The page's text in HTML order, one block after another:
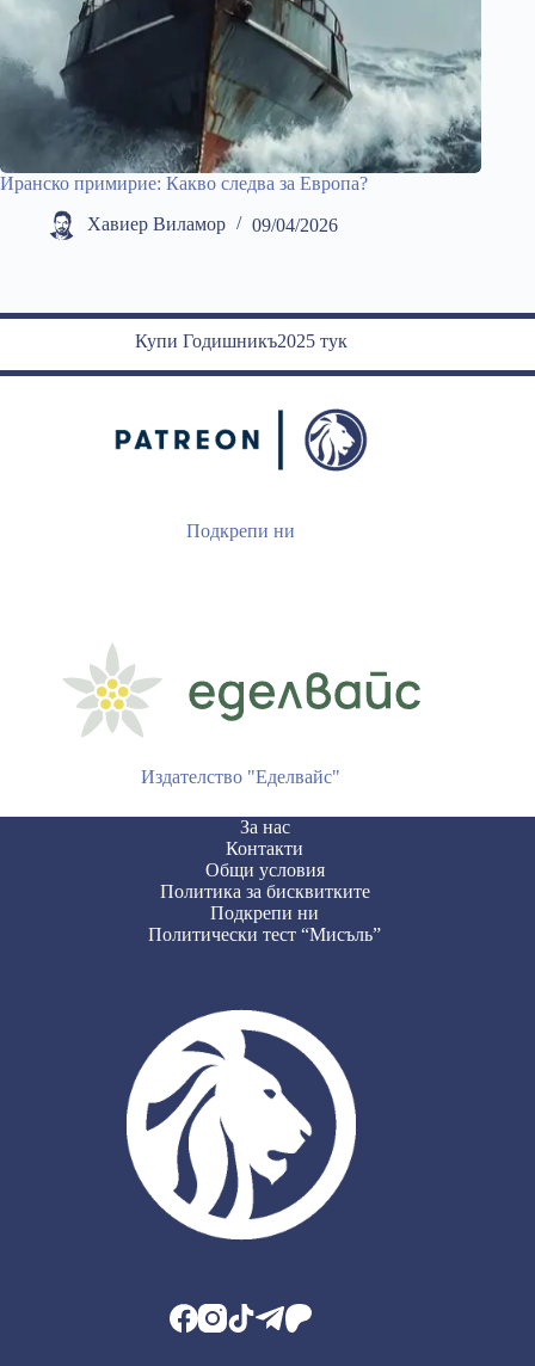
Иранско примирие: Какво следва за Европа?
Хавиер Виламор 09/04/2026
Купи Годишникъ2025 тук
Подкрепи ни
Издателство "Еделвайс"
За нас
Контакти
Общи условия
Политика за бисквитките
Подкрепи ни
Политически тест “Мисъль”